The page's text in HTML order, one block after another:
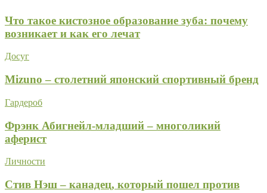
Что такое кистозное образование зуба: почему
возникает и как его лечат
Досуг
Mizuno – столетний японский спортивный бренд
Гардероб
Фрэнк Абигнейл-младший – многоликий
аферист
Личности
Стив Нэш – канадец, который пошел против